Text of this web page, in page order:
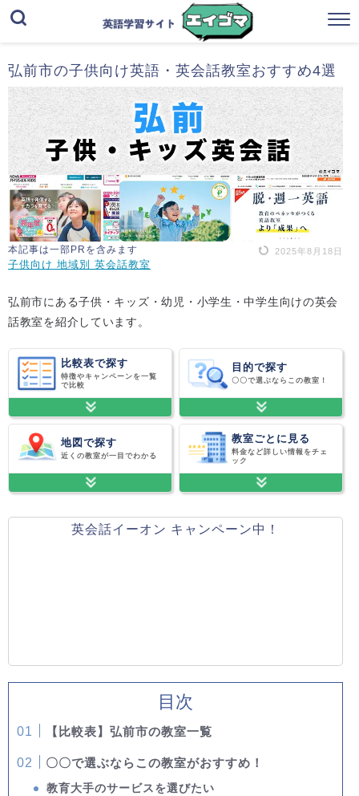
弘前市の子供向け英語・英会話教室おすすめ4選
本記事は一部PRを含みます 2025年8月18日
子供向け 地域別 英会話教室
弘前市にある子供・キッズ・幼児・小学生・中学生向けの英会
話教室を紹介しています。
比較表で探す
特徴やキャンペーンを一覧
で比較
目的で探す
〇〇で選ぶならこの教室！
地図で探す
近くの教室が一目でわかる
教室ごとに見る
料金など詳しい情報をチェ
ック
英会話イーオン キャンペーン中！
目次
【比較表】弘前市の教室一覧
〇〇で選ぶならこの教室がおすすめ！
教育大手のサービスを選びたい